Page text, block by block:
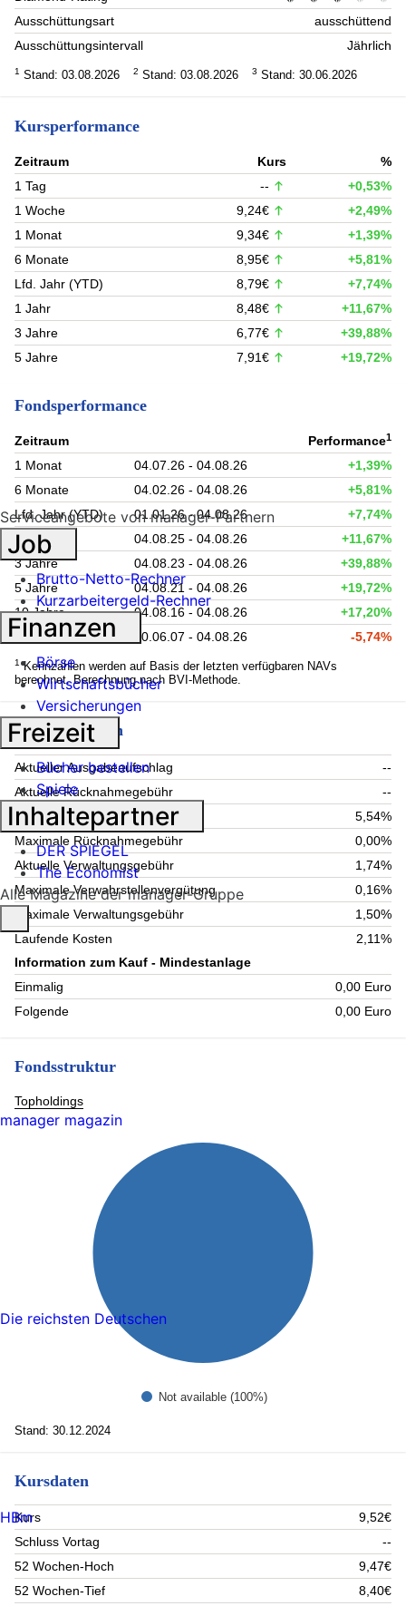
Ausschüttungsart
ausschüttend
Ausschüttungsintervall
Jährlich
1 Stand: 03.08.2026 2 Stand: 03.08.2026 3 Stand: 30.06.2026
Kursperformance
Zeitraum Kurs
%
1 Tag
--
+0,53%
1 Woche
9,24€
+2,49%
1 Monat
9,34€
+1,39%
6 Monate
8,95€
+5,81%
Lfd. Jahr (YTD)
8,79€
+7,74%
1 Jahr
8,48€
+11,67%
3 Jahre
6,77€
+39,88%
5 Jahre
7,91€ +19,72%
Fondsperformance
Zeitraum Performance1
1 Monat 04.07.26 - 04.08.26
+1,39%
6 Monate
04.02.26 - 04.08.26
+5,81%
Lfd. Jahr (YTD)
01.01.26 - 04.08.26
+7,74%
1 Jahr
04.08.25 - 04.08.26
+11,67%
3 Jahre
04.08.23 - 04.08.26
+39,88%
5 Jahre
04.08.21 - 04.08.26
+19,72%
10 Jahre
04.08.16 - 04.08.26
+17,20%
seit Auflage
20.06.07 - 04.08.26 -5,74%
1 Kennzahlen werden auf Basis der letzten verfügbaren NAVs
berechnet. Berechnung nach BVI-Methode.
Fondsgebühren
Aktueller Ausgabeaufschlag
--
Aktuelle Rücknahmegebühr
--
Maximaler Ausgabeaufschlag
5,54%
Maximale Rücknahmegebühr
0,00%
Aktuelle Verwaltungsgebühr
1,74%
Maximale Verwahrstellenvergütung
0,16%
Maximale Verwaltungsgebühr
1,50%
Laufende Kosten
2,11%
Information zum Kauf - Mindestanlage
Einmalig
0,00 Euro
Folgende
0,00 Euro
Fondsstruktur
Topholdings
Not available (100%)
Stand: 30.12.2024
Kursdaten
Kurs
9,52€
Schluss Vortag
--
52 Wochen-Hoch
9,47€
52 Wochen-Tief
8,40€
Serviceangebote von manager-Partnern
Job
Brutto-Netto-Rechner
Kurzarbeitergeld-Rechner
Finanzen
Börse
Wirtschaftsbücher
Versicherungen
Freizeit
Bücher bestellen
Spiele
Inhaltepartner
DER SPIEGEL
The Economist
Alle Magazine der manager-Gruppe
manager magazin
Die reichsten Deutschen
HBm